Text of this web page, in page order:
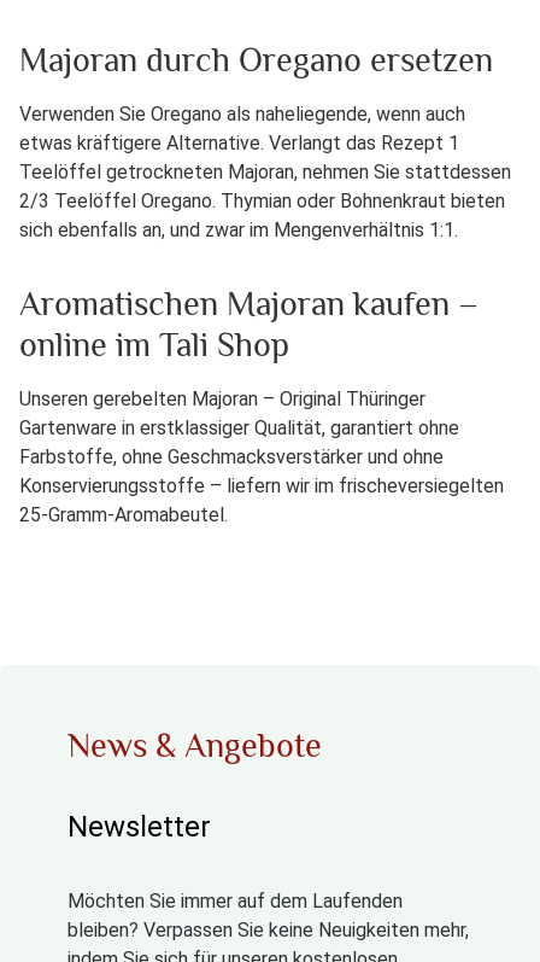
Majoran durch Oregano ersetzen
Verwenden Sie Oregano als naheliegende, wenn auch
etwas kräftigere Alternative. Verlangt das Rezept 1
Teelöffel getrockneten Majoran, nehmen Sie stattdessen
2/3 Teelöffel Oregano. Thymian oder Bohnenkraut bieten
sich ebenfalls an, und zwar im Mengenverhältnis 1:1.
Aromatischen Majoran kaufen –
online im Tali Shop
Unseren gerebelten Majoran – Original Thüringer
Gartenware in erstklassiger Qualität, garantiert ohne
Farbstoffe, ohne Geschmacksverstärker und ohne
Konservierungsstoffe – liefern wir im frischeversiegelten
25-Gramm-Aromabeutel.
News & Angebote
Newsletter
Möchten Sie immer auf dem Laufenden
bleiben? Verpassen Sie keine Neuigkeiten mehr,